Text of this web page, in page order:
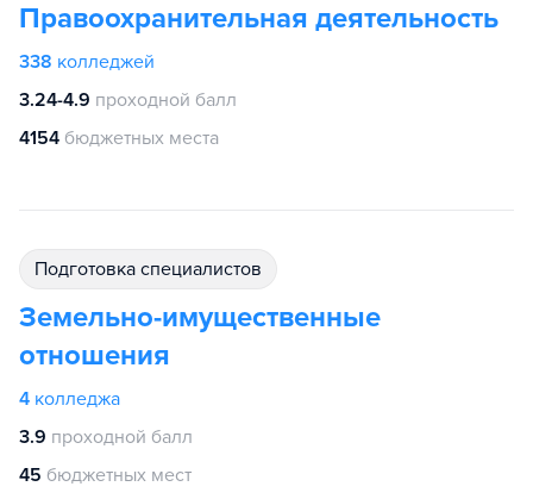
Правоохранительная деятельность
338 колледжей
3.24-4.9 проходной балл
4154 бюджетных места
подготовка специалистов
Земельно-имущественные
отношения
4 колледжа
3.9 проходной балл
45 бюджетных мест